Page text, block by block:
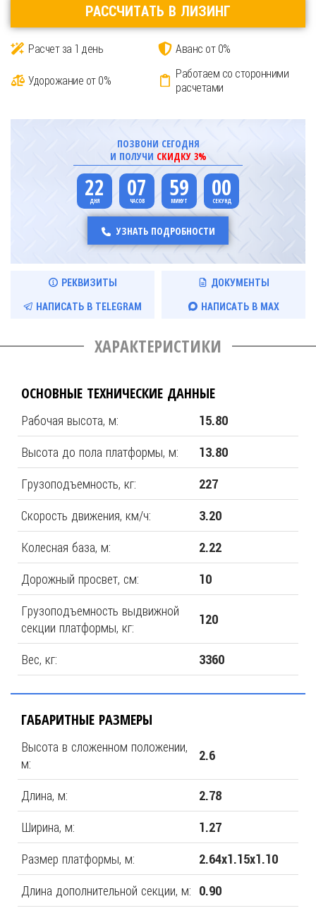
РАССЧИТАТЬ В ЛИЗИНГ
Расчет за 1 день Аванс от 0%
Удорожание от 0%
Работаем со сторонними
расчетами
ПОЗВОНИ СЕГОДНЯ
И ПОЛУЧИ СКИДКУ 3%
22 07 59 00
УЗНАТЬ ПОДРОБНОСТИ
РЕКВИЗИТЫ ДОКУМЕНТЫ
НАПИСАТЬ В TELEGRAM НАПИСАТЬ В MAX
ХАРАКТЕРИСТИКИ
ОСНОВНЫЕ ТЕХНИЧЕСКИЕ ДАННЫЕ
Рабочая высота, м: 15.80
Высота до пола платформы, м: 13.80
Грузоподъемность, кг: 227
Скорость движения, км/ч: 3.20
Колесная база, м: 2.22
Дорожный просвет, см: 10
Грузоподъемность выдвижной
секции платформы, кг:
120
Вес, кг: 3360
ГАБАРИТНЫЕ РАЗМЕРЫ
Высота в сложенном положении,
м:
2.6
Длина, м: 2.78
Ширина, м: 1.27
Размер платформы, м: 2.64х1.15х1.10
Длина дополнительной секции, м: 0.90